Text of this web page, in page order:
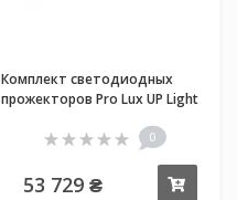
Комплект светодиодных
прожекторов Pro Lux UP Light
0
53 729 ₴